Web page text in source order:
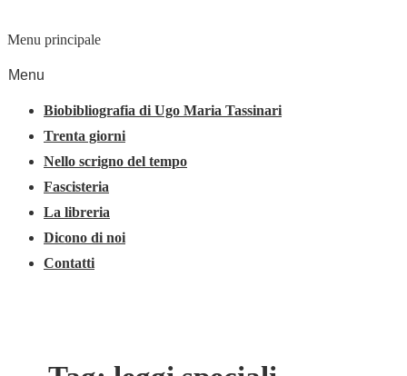
Menu principale
Menu
Biobibliografia di Ugo Maria Tassinari
Trenta giorni
Nello scrigno del tempo
Fascisteria
La libreria
Dicono di noi
Contatti